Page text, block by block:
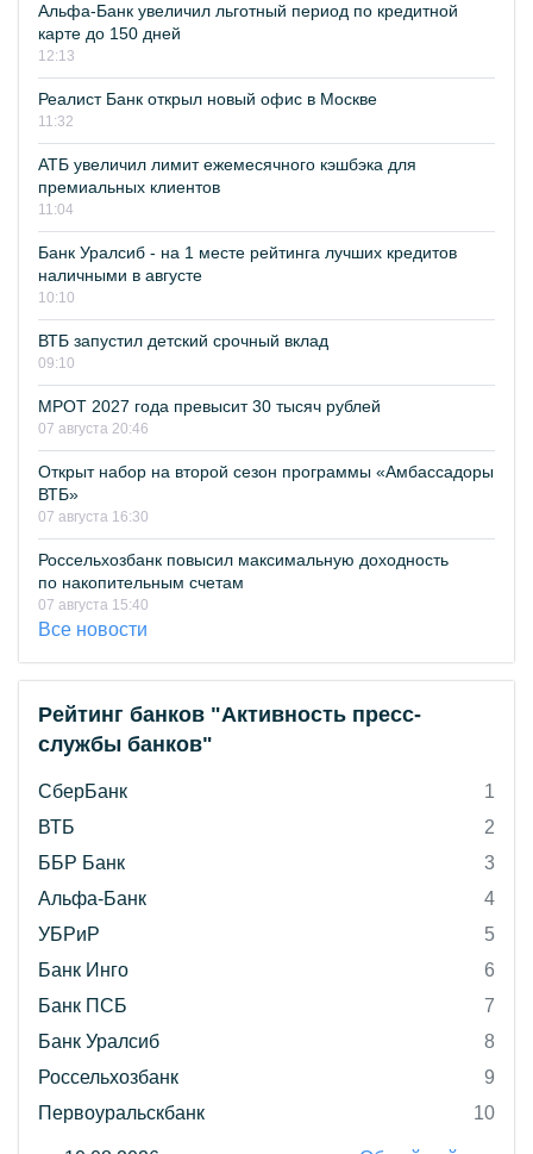
Альфа-Банк увеличил льготный период по кредитной
карте до 150 дней
12:13
Реалист Банк открыл новый офис в Москве
11:32
АТБ увеличил лимит ежемесячного кэшбэка для
премиальных клиентов
11:04
Банк Уралсиб - на 1 месте рейтинга лучших кредитов
наличными в августе
10:10
ВТБ запустил детский срочный вклад
09:10
МРОТ 2027 года превысит 30 тысяч рублей
07 августа 20:46
Открыт набор на второй сезон программы «Амбассадоры
ВТБ»
07 августа 16:30
Россельхозбанк повысил максимальную доходность
по накопительным счетам
07 августа 15:40
Все новости
Рейтинг банков "Активность пресс-
службы банков"
СберБанк
1
ВТБ
2
ББР Банк
3
Альфа-Банк
4
УБРиР
5
Банк Инго
6
Банк ПСБ
7
Банк Уралсиб
8
Россельхозбанк
9
Первоуральскбанк
10